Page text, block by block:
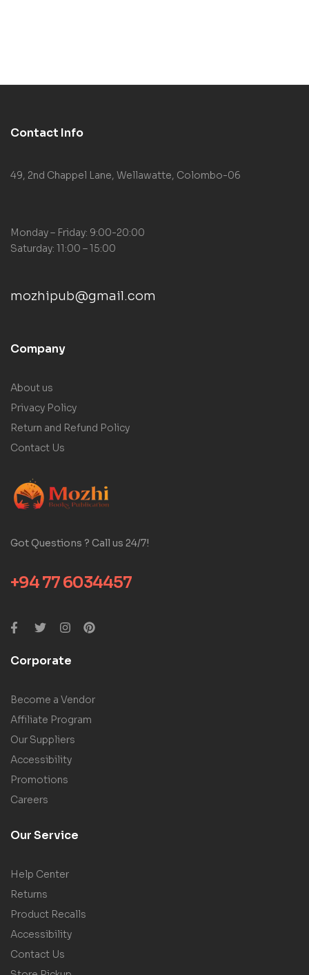
Contact Info
49, 2nd Chappel Lane, Wellawatte, Colombo-06
Monday – Friday: 9:00-20:00
Saturday: 11:00 – 15:00
mozhipub@gmail.com
Company
About us
Privacy Policy
Return and Refund Policy
Contact Us
Got Questions ? Call us 24/7!
+94 77 6034457
Corporate
Become a Vendor
Affiliate Program
Our Suppliers
Accessibility
Promotions
Careers
Our Service
Help Center
Returns
Product Recalls
Accessibility
Contact Us